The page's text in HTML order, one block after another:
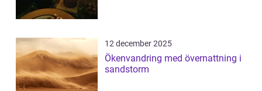
12 december 2025
Ökenvandring med övernattning i
sandstorm